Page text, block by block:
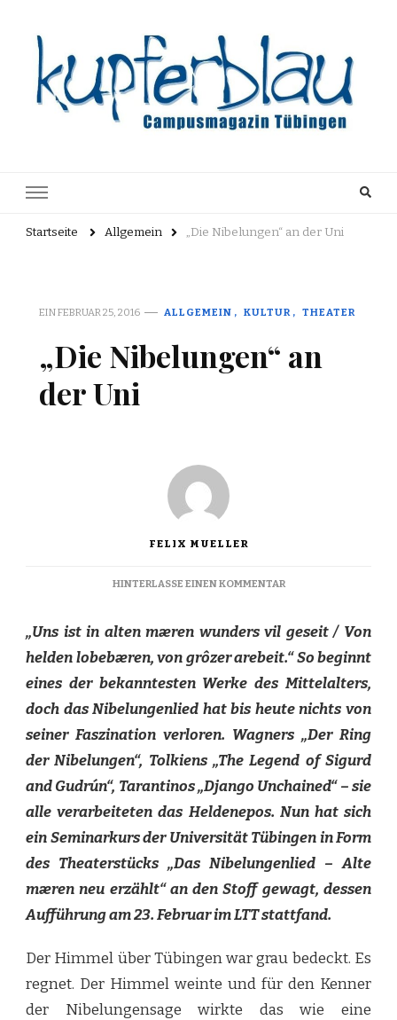
Archiv
Startseite Allgemein „Die Nibelungen“ an der Uni
EINFEBRUAR 25, 2016 ALLGEMEIN KULTUR THEATER
„Die Nibelungen“ an
der Uni
FELIX MUELLER
HINTERLASSE EINEN KOMMENTARZU
AN
DER
UNI
„Uns ist in alten mæren wunders vil geseit / Von
helden lobebæren, von grôzer arebeit.“ So beginnt
eines der bekanntesten Werke des Mittelalters,
doch das Nibelungenlied hat bis heute nichts von
seiner Faszination verloren. Wagners „Der Ring
der Nibelungen“, Tolkiens „The Legend of Sigurd
and Gudrún“, Tarantinos „Django Unchained“ – sie
alle verarbeiteten das Heldenepos. Nun hat sich
ein Seminarkurs der Universität Tübingen in Form
des Theaterstücks „Das Nibelungenlied – Alte
mæren neu erzählt“ an den Stoff gewagt, dessen
Aufführung am 23. Februar im LTT stattfand.
Der Himmel über Tübingen war grau bedeckt. Es
regnet. Der Himmel weinte und für den Kenner
der Nibelungensage wirkte das wie eine